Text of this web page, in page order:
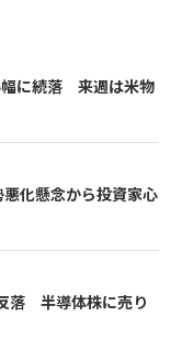
幅に続落 来週は米物
化懸念から投資家心
落 半導体株に売り